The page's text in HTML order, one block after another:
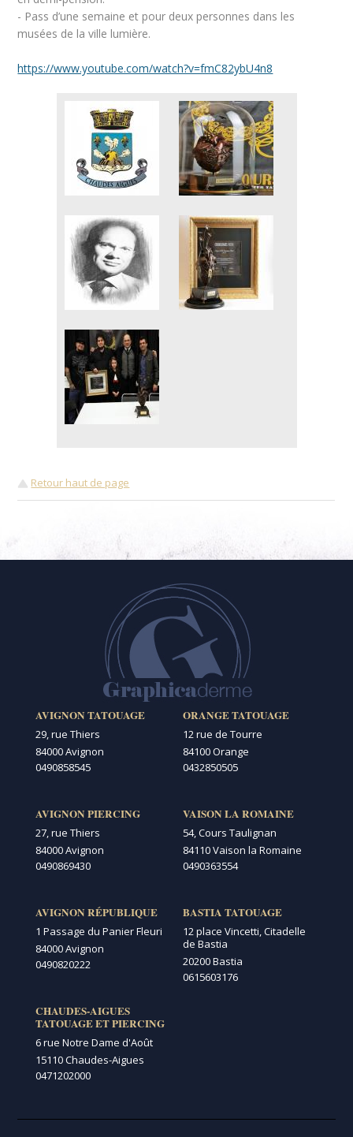
- Pass d’une semaine et pour deux personnes dans les
musées de la ville lumière.
https://www.youtube.com/watch?v=fmC82ybU4n8
Retour haut de page
AVIGNON TATOUAGE
29, rue Thiers
84000 Avignon
0490858545
AVIGNON PIERCING
27, rue Thiers
84000 Avignon
0490869430
AVIGNON RÉPUBLIQUE
1 Passage du Panier Fleuri
84000 Avignon
0490820222
CHAUDES-AIGUES
TATOUAGE ET PIERCING
6 rue Notre Dame d'Août
15110 Chaudes-Aigues
0471202000
ORANGE TATOUAGE
12 rue de Tourre
84100 Orange
0432850505
VAISON LA ROMAINE
54, Cours Taulignan
84110 Vaison la Romaine
0490363554
BASTIA TATOUAGE
12 place Vincetti, Citadelle
de Bastia
20200 Bastia
0615603176